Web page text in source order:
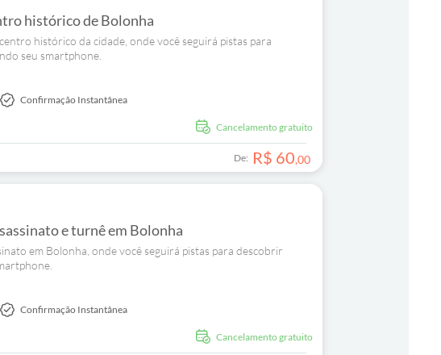
histórico de Bolonha
histórico da cidade, onde você seguirá pistas para
seu smartphone.
Cancelamento gratuito
Confirmação Instantânea
De: R$ 60,00
e turnê em Bolonha
em Bolonha, onde você seguirá pistas para descobrir
Cancelamento gratuito
Confirmação Instantânea